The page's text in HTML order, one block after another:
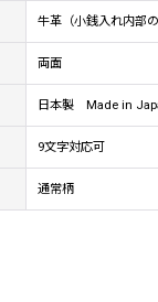
牛革（小銭入れ内部の
両面
日本製 Made in
9文字対応可
通常柄